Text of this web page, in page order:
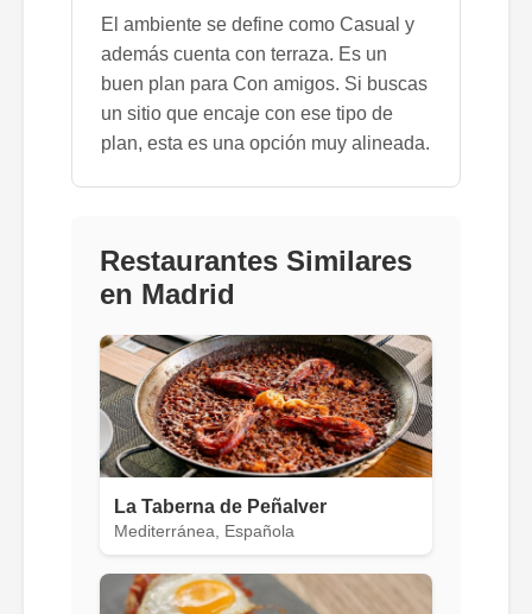
El ambiente se define como Casual y
además cuenta con terraza. Es un
buen plan para Con amigos. Si buscas
un sitio que encaje con ese tipo de
plan, esta es una opción muy alineada.
Restaurantes Similares
en Madrid
La Taberna de Peñalver
Mediterránea, Española